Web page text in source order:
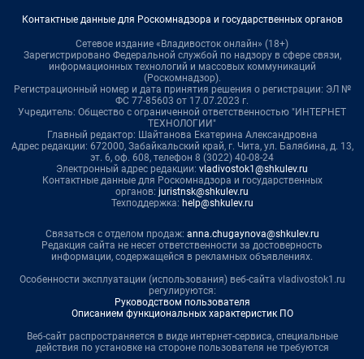
Контактные данные для Роскомнадзора и государственных органов
Сетевое издание «Владивосток онлайн» (18+)
Зарегистрировано Федеральной службой по надзору в сфере связи,
информационных технологий и массовых коммуникаций
(Роскомнадзор).
Регистрационный номер и дата принятия решения о регистрации: ЭЛ №
ФС 77-85603 от 17.07.2023 г.
Учредитель: Общество с ограниченной ответственностью "ИНТЕРНЕТ
ТЕХНОЛОГИИ"
Главный редактор: Шайтанова Екатерина Александровна
Адрес редакции: 672000, Забайкальский край, г. Чита, ул. Балябина, д. 13,
эт. 6, оф. 608, телефон 8 (3022) 40-08-24
Электронный адрес редакции: vladivostok1@shkulev.ru
Контактные данные для Роскомнадзора и государственных
органов: juristnsk@shkulev.ru
Техподдержка: help@shkulev.ru
Связаться с отделом продаж: anna.chugaynova@shkulev.ru
Редакция сайта не несет ответственности за достоверность
информации, содержащейся в рекламных объявлениях.
Особенности эксплуатации (использования) веб-сайта vladivostok1.ru
регулируются:
Руководством пользователя
Описанием функциональных характеристик ПО
Веб-сайт распространяется в виде интернет-сервиса, специальные
действия по установке на стороне пользователя не требуются